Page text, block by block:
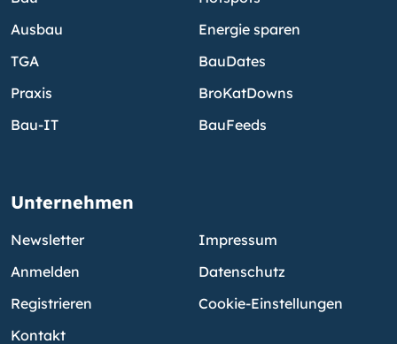
Ausbau
TGA
Praxis
Bau-IT
Energie sparen
BauDates
BroKatDowns
BauFeeds
Unternehmen
Newsletter
Anmelden
Registrieren
Kontakt
Impressum
Datenschutz
Cookie-Einstellungen